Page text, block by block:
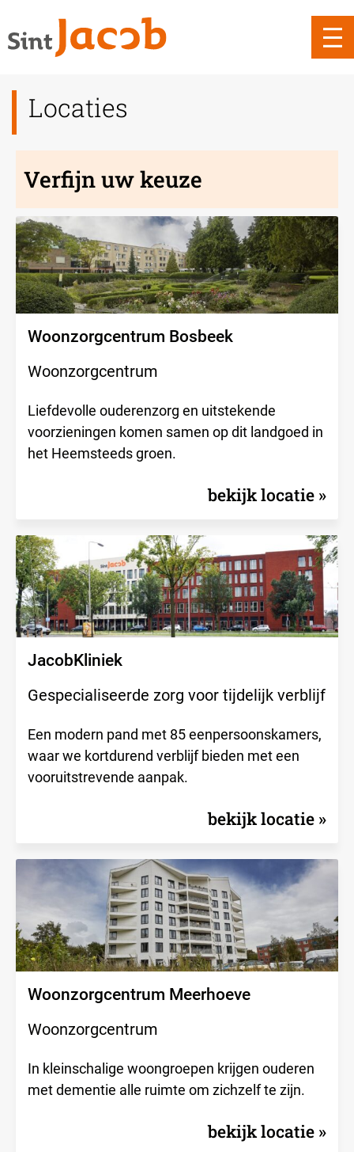
Locaties
Verfijn uw keuze
Woonzorgcentrum Bosbeek
Woonzorgcentrum
Liefdevolle ouderenzorg en uitstekende
voorzieningen komen samen op dit landgoed in
het Heemsteeds groen.
bekijk locatie
JacobKliniek
Gespecialiseerde zorg voor tijdelijk verblijf
Een modern pand met 85 eenpersoonskamers,
waar we kortdurend verblijf bieden met een
vooruitstrevende aanpak.
bekijk locatie
Woonzorgcentrum Meerhoeve
Woonzorgcentrum
In kleinschalige woongroepen krijgen ouderen
met dementie alle ruimte om zichzelf te zijn.
bekijk locatie